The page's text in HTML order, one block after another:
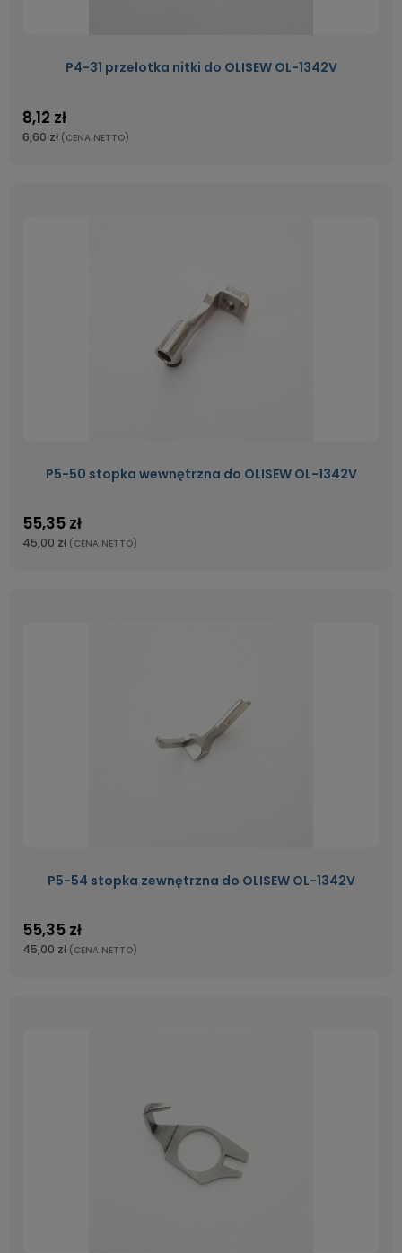
P4-31 przelotka nitki do OLISEW OL-1342V
8,12 zł
6,60 zł (CENA NETTO)
P5-50 stopka wewnętrzna do OLISEW OL-1342V
55,35 zł
45,00 zł (CENA NETTO)
P5-54 stopka zewnętrzna do OLISEW OL-1342V
55,35 zł
45,00 zł (CENA NETTO)